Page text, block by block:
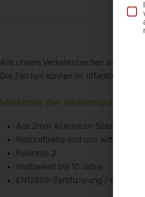
Alle unsere Verkehrszeichen sind für
Die Zeichen können im öffentlichen
Merkmale der Verkehrszeichen
Aus 2mm Aluminium-
Retroreflektierend und
Folientyp 2
Haltbarkeit bis 10 Jahre
EN12899-Zertifizierung / CE-